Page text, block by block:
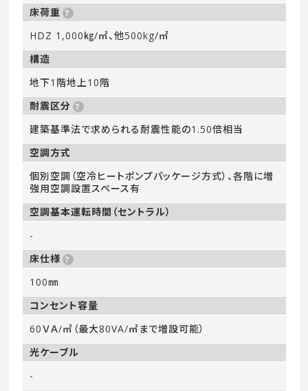
床荷重
HDZ 1,000㎏/㎡、他500kg/㎡
構造
地下1階地上10階
耐震区分
建築基準法で求められる耐震性能の1.50倍相当
空調方式
個別空調（空冷ヒートポンプパッケージ方式）、各階に増
強用空調設置スペース有
空調基本運転時間（セントラル）
-
床仕様
100㎜
コンセント容量
60ＶＡ/㎡（最大80VA/㎡まで増設可能）
光ケーブル
-